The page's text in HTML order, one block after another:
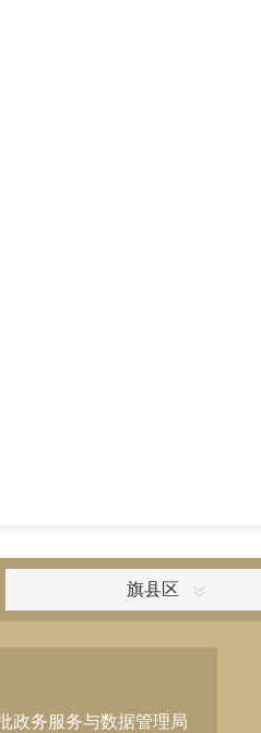
旗县区
政务服务与数据管理局